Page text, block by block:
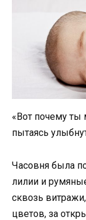
«Вот почему ты
пытаясь
Часовня была
лилии и
сквозь
цветов, за